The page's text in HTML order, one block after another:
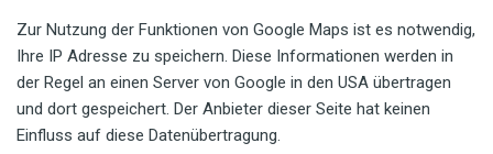
Zur Nutzung der Funktionen von Google Maps ist es notwendig,
Ihre IP Adresse zu speichern. Diese Informationen werden in
der Regel an einen Server von Google in den USA übertragen
und dort gespeichert. Der Anbieter dieser Seite hat keinen
Einfluss auf diese Datenübertragung.